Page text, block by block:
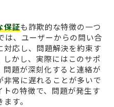
保証も詐欺的な特徴の一つ
、ユーザーからの問い合
応し、問題解決を約束す
かし、実際にはこのサポ
題が深刻化すると連絡が
常に遅れることが多いで
の特徴で、問題が発生す
す。